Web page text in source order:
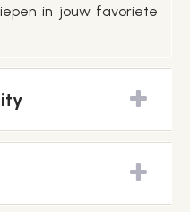
in jouw favoriete